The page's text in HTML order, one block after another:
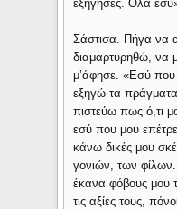
εξήγησες. Όλα
Σάστισα. Πήγα να
διαμαρτυρηθώ, να
μ’άφησε. «Εσύ
εξηγώ τα
πιστεύω πως ό,τι
εσύ που μου
κάνω δικές μου
γονιών, των
έκανα φόβους μου
τις αξίες τους,